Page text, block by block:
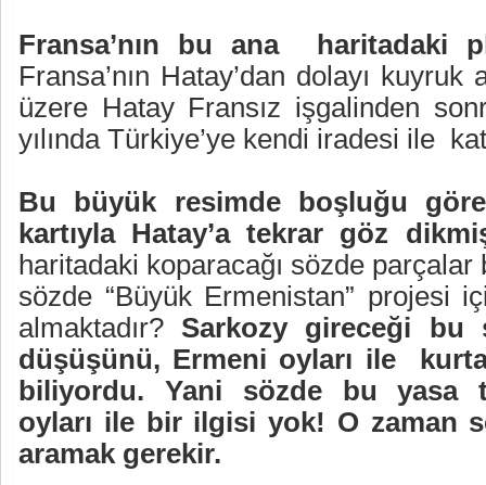
Fransa’nın bu ana
haritadaki
Fransa’nın Hatay’dan dolayı kuyruk
üzere Hatay Fransız işgalinden
yılında Türkiye’ye kendi iradesi ile
Bu büyük resimde boşluğu
kartıyla Hatay’a tekrar göz
haritadaki koparacağı sözde
sözde “Büyük Ermenistan” projesi
almaktadır? Sarkozy gireceği bu
düşüşünü, Ermeni oyları ile
biliyordu. Yani sözde bu yasa
oyları ile bir ilgisi yok! O zaman
aramak gerekir.